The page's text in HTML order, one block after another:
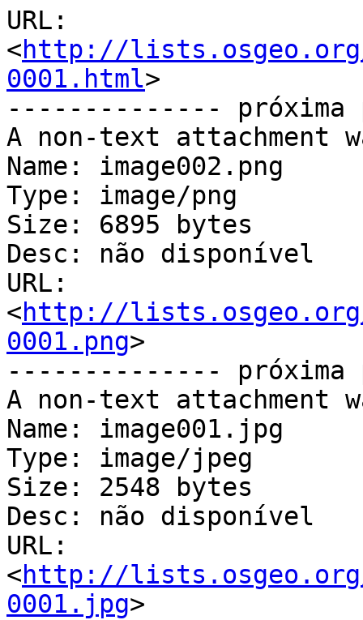
URL:
<http://lists.osgeo.org/
0001.html>
--------------
A non-text attachment
Name: image002.png
Type: image/png
Size: 6895 bytes
Desc: não disponível
URL:
<http://lists.osgeo.org/
0001.png>
--------------
A non-text attachment
Name: image001.jpg
Type: image/jpeg
Size: 2548 bytes
Desc: não disponível
URL:
<http://lists.osgeo.org/
0001.jpg